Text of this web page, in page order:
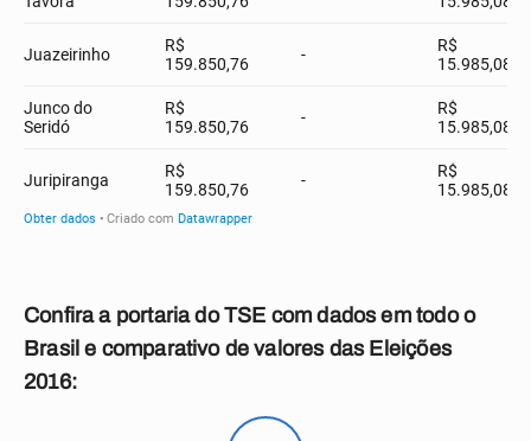
Confira a portaria do TSE com dados em todo o
Brasil e comparativo de valores das Eleições
2016: